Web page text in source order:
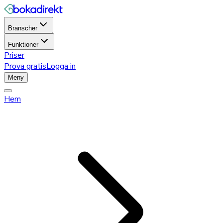
Branscher
Funktioner
Priser
Prova gratisLogga in
Meny
Hem